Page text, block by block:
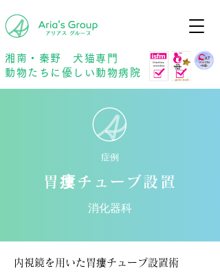
湘南・秦野 犬猫専門
動物たちに優しい動物病院
症例
胃瘻チューブ設置
消化器科
内視鏡を用いた胃瘻チューブ設置術